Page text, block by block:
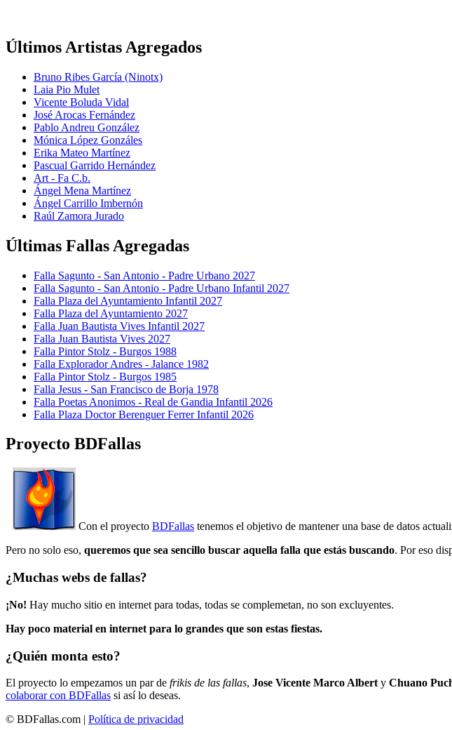
Últimos Artistas Agregados
Bruno Ribes García (Ninotx)
Laia Pio Mulet
Vicente Boluda Vidal
José Arocas Fernández
Pablo Andreu González
Mónica López Gonzáles
Erika Mateo Martínez
Pascual Garrido Hernández
Art - Fa C.b.
Ángel Mena Martínez
Ángel Carrillo Imbernón
Raúl Zamora Jurado
Últimas Fallas Agregadas
Falla Sagunto - San Antonio - Padre Urbano 2027
Falla Sagunto - San Antonio - Padre Urbano Infantil 2027
Falla Plaza del Ayuntamiento Infantil 2027
Falla Plaza del Ayuntamiento 2027
Falla Juan Bautista Vives Infantil 2027
Falla Juan Bautista Vives 2027
Falla Pintor Stolz - Burgos 1988
Falla Explorador Andres - Jalance 1982
Falla Pintor Stolz - Burgos 1985
Falla Jesus - San Francisco de Borja 1978
Falla Poetas Anonimos - Real de Gandia Infantil 2026
Falla Plaza Doctor Berenguer Ferrer Infantil 2026
Proyecto BDFallas
Con el proyecto BDFallas tenemos el objetivo de mantener una base de datos
Pero no solo eso, queremos que sea sencillo buscar aquella falla que estás buscando. Por eso
¿Muchas webs de fallas?
¡No! Hay mucho sitio en internet para todas, todas se complemetan, no son excluyentes.
Hay poco material en internet para lo grandes que son estas fiestas.
¿Quién monta esto?
El proyecto lo empezamos un par de frikis de las fallas, Jose Vicente Marco Albert y Chuano
colaborar con BDFallas si así lo deseas.
© BDFallas.com | Política de privacidad